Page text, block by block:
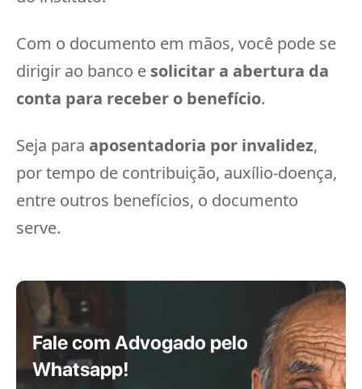
Com o documento em mãos, você pode se
dirigir ao banco e solicitar a abertura da
conta para receber o benefício.
Seja para aposentadoria por invalidez,
por tempo de contribuição, auxílio-doença,
entre outros benefícios, o documento
serve.
Fale com Advogado pelo
Whatsapp!